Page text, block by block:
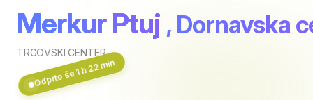
Merkur Ptuj , Dornavska
TRGOVSKI CENTER
Odprto še 1 h 22 min